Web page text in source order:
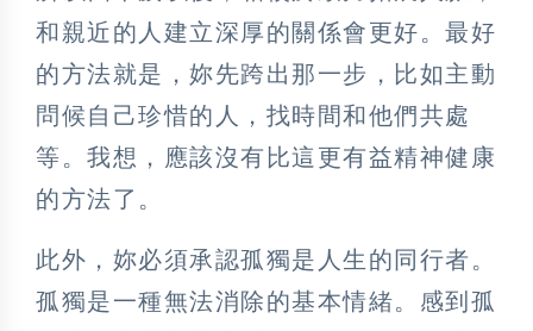
和親近的人建立深厚的關係會更好。最好
的方法就是，妳先跨出那一步，比如主動
問候自己珍惜的人，找時間和他們共處
等。我想，應該沒有比這更有益精神健康
的方法了。
此外，妳必須承認孤獨是人生的同行者。
孤獨是一種無法消除的基本情緒。感到孤